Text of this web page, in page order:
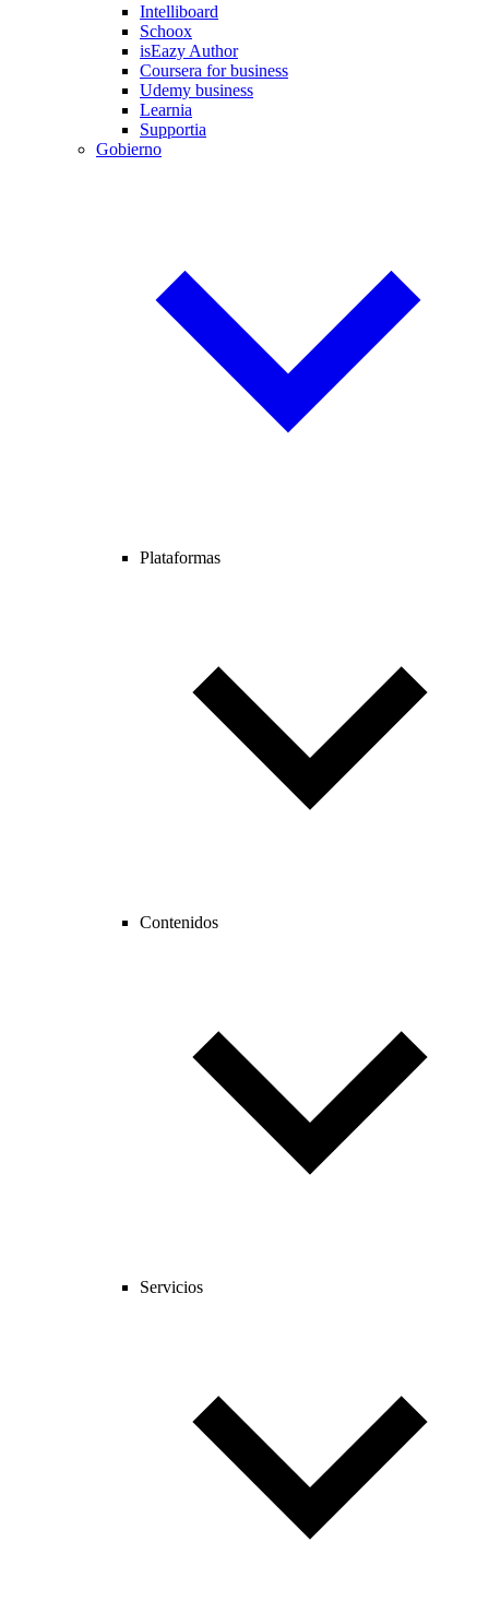
Intelliboard
Schoox
isEazy Author
Coursera for business
Udemy business
Learnia
Supportia
Gobierno
Plataformas
Contenidos
Servicios